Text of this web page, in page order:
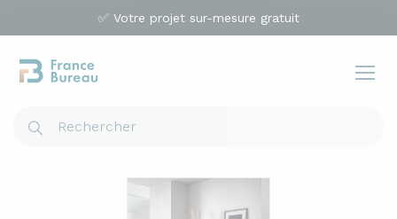
✅ Votre projet sur-mesure gratuit